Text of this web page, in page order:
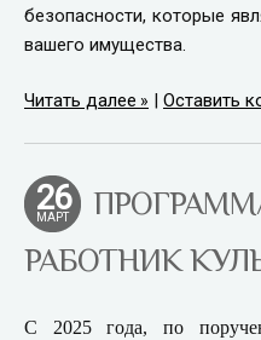
безопасности, которые
вашего имущества.
Читать далее | Оставить
26
МАРТ
РАБОТНИК
С 2025 года, по